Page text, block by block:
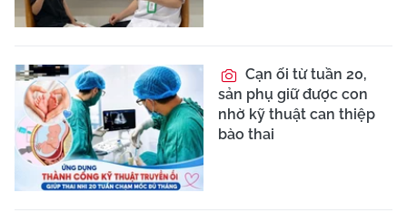
Cạn ối từ tuần 20,
sản phụ giữ được con
nhờ kỹ thuật can thiệp
bào thai